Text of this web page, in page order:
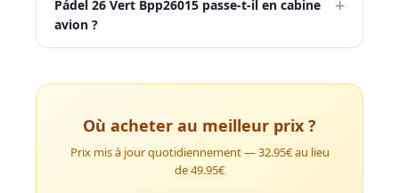
Pádel 26 Vert Bpp26015 passe-t-il en cabine
avion ?
Où acheter au meilleur prix ?
Prix mis à jour quotidiennement — 32.95€ au lieu
de 49.95€